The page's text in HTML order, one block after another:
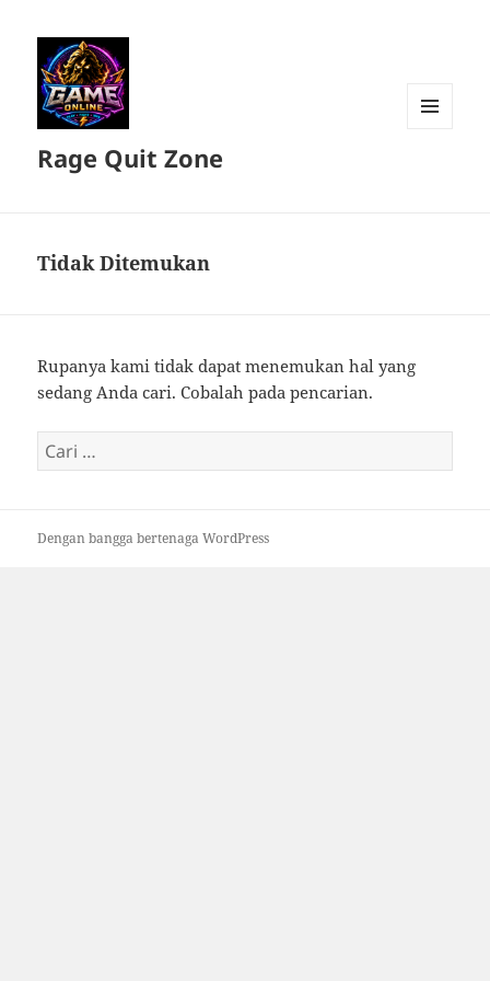
Rage Quit Zone
Tidak Ditemukan
Rupanya kami tidak dapat menemukan hal yang
sedang Anda cari. Cobalah pada pencarian.
Cari
untuk:
Dengan bangga bertenaga WordPress